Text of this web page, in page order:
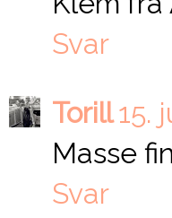
Svar
Torill15.
Masse
Svar